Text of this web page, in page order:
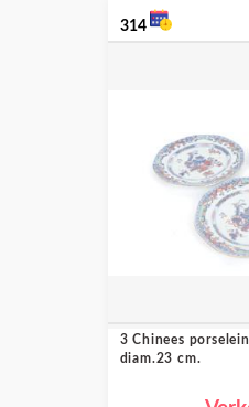
314
3 Chinees
diam.23 cm.